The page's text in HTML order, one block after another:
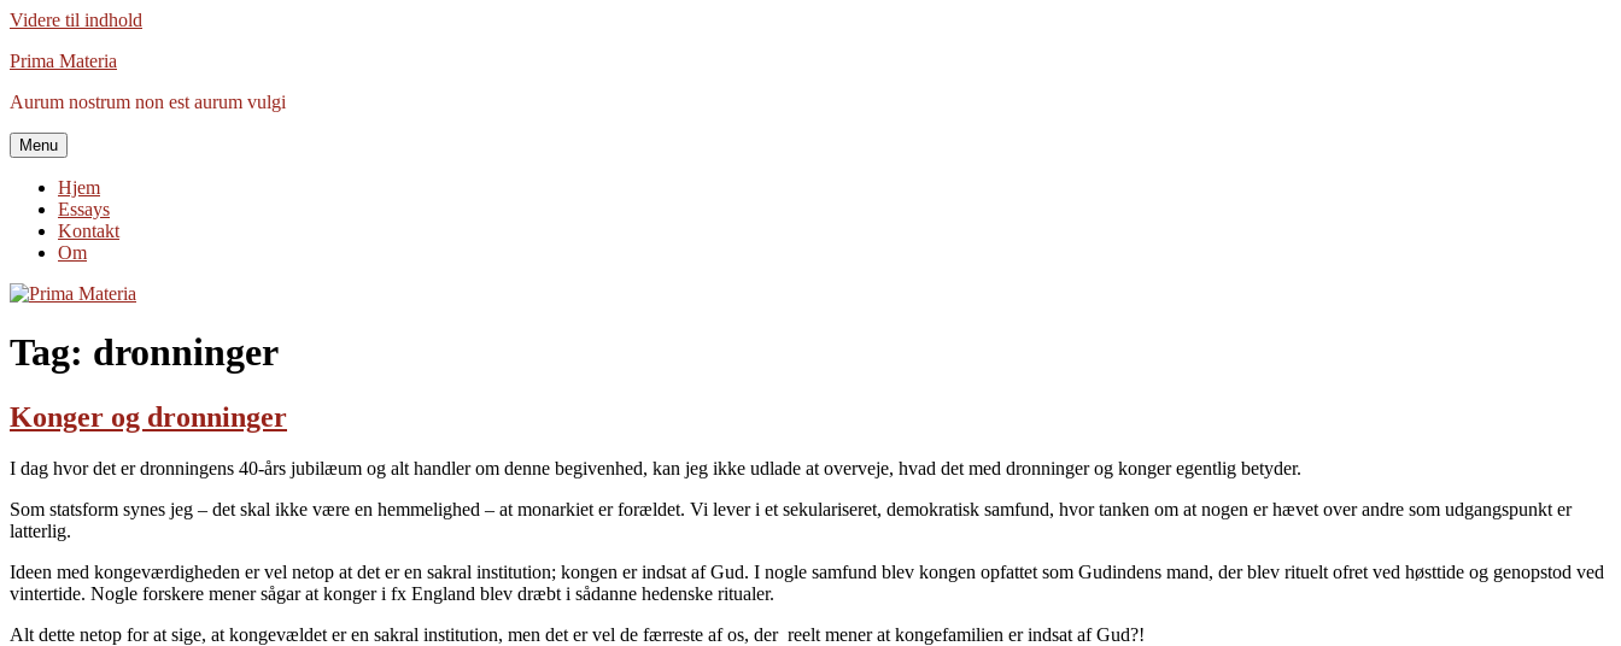
Videre til indhold
Prima Materia
Aurum nostrum non est aurum vulgi
Menu
Hjem
Essays
Kontakt
Om
Tag: dronninger
Konger og dronninger
I dag hvor det er dronningens 40-års jubilæum og alt handler om denne begivenhed, kan jeg ikke udlade at overveje, hvad det med dronninger og konger egentlig betyder.
Som statsform synes jeg – det skal ikke være en hemmelighed – at monarkiet er forældet. Vi lever i et sekulariseret, demokratisk samfund, hvor tanken om at nogen er hævet over andre som udgangspunkt er
latterlig.
Ideen med kongeværdigheden er vel netop at det er en sakral institution; kongen er indsat af Gud. I nogle samfund blev kongen opfattet som Gudindens mand, der blev rituelt ofret ved høsttide og genopstod ved
vintertide. Nogle forskere mener sågar at konger i fx England blev dræbt i sådanne hedenske ritualer.
Alt dette netop for at sige, at kongevældet er en sakral institution, men det er vel de færreste af os, der reelt mener at kongefamilien er indsat af Gud?!